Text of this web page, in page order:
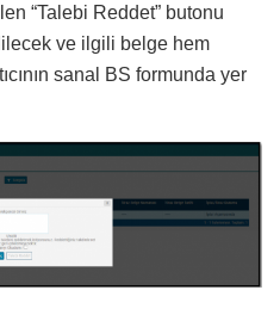
“Talebi Reddet” butonu
ve ilgili belge hem
sanal BS formunda yer